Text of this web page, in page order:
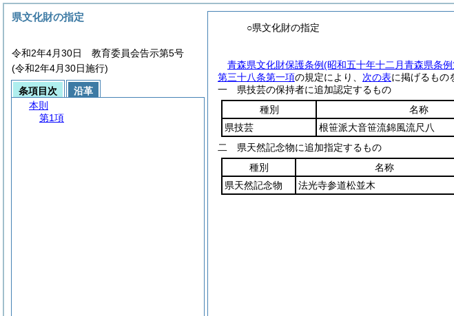
○県文化財の指定
青森県文化財保護条例(昭和五十年十二月青森県条
第三十八条第一項の規定により、 次の表に掲げるもの
一 県技芸の保持者に追加認定するもの
種別
名称
県技芸
根笹派大音笹流錦風流尺八
二 県天然記念物に追加指定するもの
種別
名称
県天然記念物
法光寺参道松並木
県文化財の指定
令和2年4月30日 教育委員会告示第5号
(令和2年4月30日施行)
条項目次
沿革
本則
第1項